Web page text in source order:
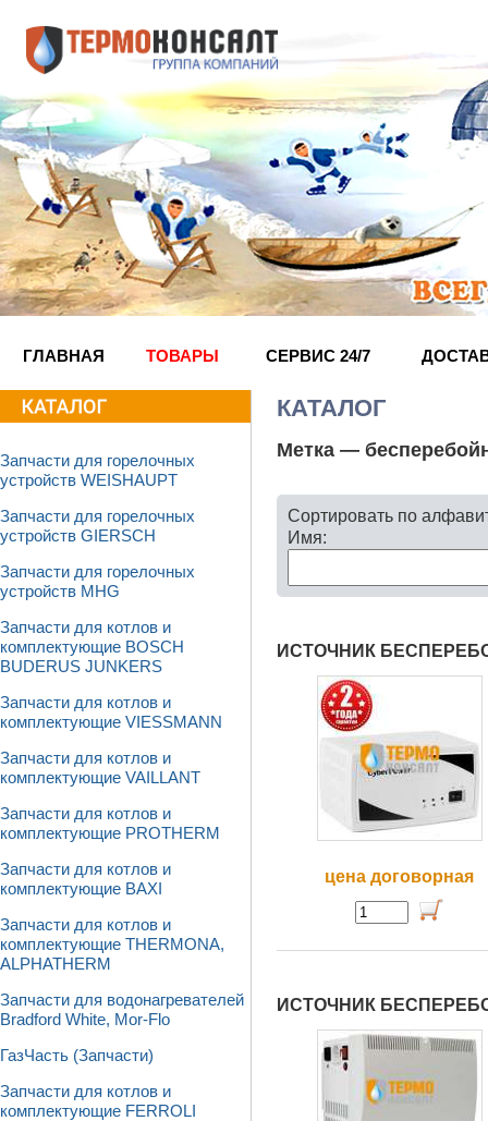
ГЛАВНАЯ ТОВАРЫ СЕРВИС 24/7
Запчасти для горелочных
устройств WEISHAUPT
Запчасти для горелочных
устройств GIERSCH
Запчасти для горелочных
устройств MHG
Запчасти для котлов и
комплектующие BOSCH
BUDERUS JUNKERS
Запчасти для котлов и
комплектующие VIESSMANN
Запчасти для котлов и
комплектующие VAILLANT
Запчасти для котлов и
комплектующие PROTHERM
Запчасти для котлов и
комплектующие BAXI
Запчасти для котлов и
комплектующие THERMONA,
ALPHATHERM
Запчасти для водонагревателей
Bradford White, Mor-Flo
ГазЧасть (Запчасти)
Запчасти для котлов и
комплектующие FERROLI
КАТАЛОГ
Метка —
Сортировать по
Имя:
ИСТОЧНИК
цена договорная
ИСТОЧНИК